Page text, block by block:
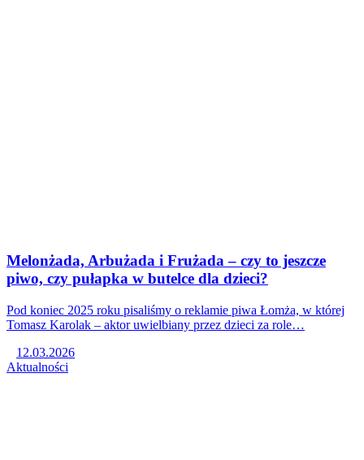
Melonżada, Arbużada i Frużada – czy to jeszcze
piwo, czy pułapka w butelce dla dzieci?
Pod koniec 2025 roku pisaliśmy o reklamie piwa Łomża, w której
Tomasz Karolak – aktor uwielbiany przez dzieci za role…
12.03.2026
Aktualności